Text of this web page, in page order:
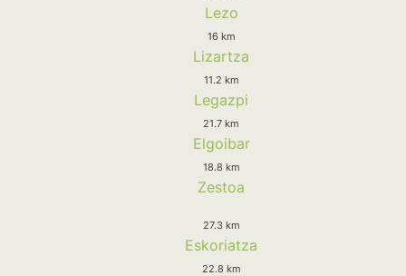
Lezo
16 km
Lizartza
11.2 km
Legazpi
21.7 km
Elgoibar
18.8 km
Zestoa
27.3 km
Eskoriatza
22.8 km